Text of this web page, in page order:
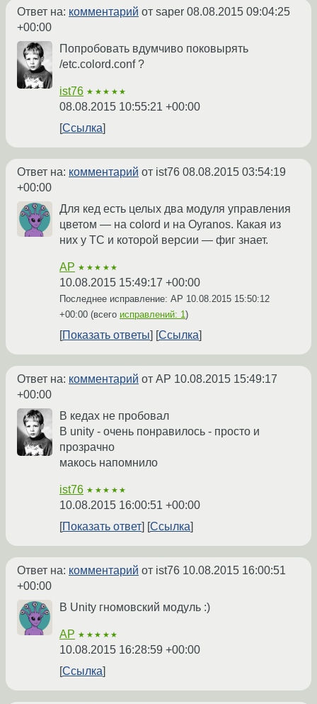
Ответ на: комментарий от saper 08.08.2015 09:04:25
+00:00
Попробовать вдумчиво поковырять
/etc.colord.conf ?
ist76 ★★★★★
08.08.2015 10:55:21 +00:00
Ссылка
Ответ на: комментарий от ist76 08.08.2015 03:54:19
+00:00
Для кед есть целых два модуля управления
цветом — на colord и на Oyranos. Какая из
них у ТС и которой версии — фиг знает.
AP ★★★★★
10.08.2015 15:49:17 +00:00
Последнее исправление: AP 10.08.2015 15:50:12
+00:00 (всего исправлений: 1)
Показать ответы Ссылка
Ответ на: комментарий от AP 10.08.2015 15:49:17
+00:00
В кедах не пробовал
В unity - очень понравилось - просто и
прозрачно
макось напомнило
ist76 ★★★★★
10.08.2015 16:00:51 +00:00
Показать ответ
Ссылка
Ответ на: комментарий от ist76 10.08.2015 16:00:51
+00:00
В Unity гномовский модуль :)
AP ★★★★★
10.08.2015 16:28:59 +00:00
Ссылка